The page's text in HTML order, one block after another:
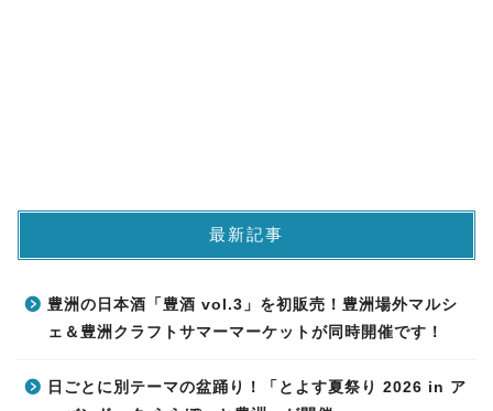
最新記事
豊洲の日本酒「豊酒 vol.3」を初販売！豊洲場外マルシ
ェ＆豊洲クラフトサマーマーケットが同時開催です！
日ごとに別テーマの盆踊り！「とよす夏祭り 2026 in ア